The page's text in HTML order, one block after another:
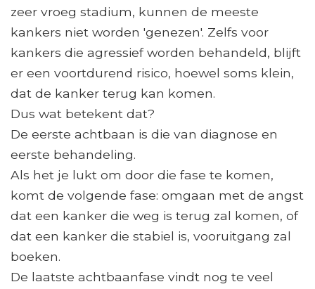
zeer vroeg stadium, kunnen de meeste
kankers niet worden 'genezen'. Zelfs voor
kankers die agressief worden behandeld, blijft
er een voortdurend risico, hoewel soms klein,
dat de kanker terug kan komen.
Dus wat betekent dat?
De eerste achtbaan is die van diagnose en
eerste behandeling.
Als het je lukt om door die fase te komen,
komt de volgende fase: omgaan met de angst
dat een kanker die weg is terug zal komen, of
dat een kanker die stabiel is, vooruitgang zal
boeken.
De laatste achtbaanfase vindt nog te veel